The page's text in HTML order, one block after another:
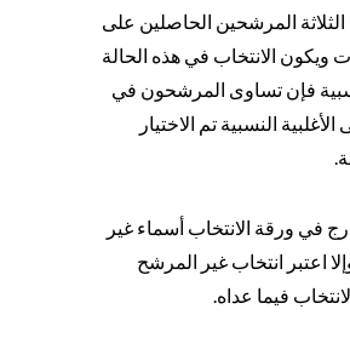
الثلاثة المرشحين الحاصلين على
ويكون الانتخاب في هذه الحالة
فإن تساوى المرشحون في
النسبية تم الاختيار
في ورقة الانتخاب أسماء غير
اعتبر انتخاب غير المرشح
فيما عداه.